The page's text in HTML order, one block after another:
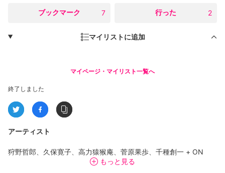
ブックマーク 7 行った 2
マイリストに追加
マイページ・マイリスト一覧へ
終了しました
アーティスト
狩野哲郎、久保寛子、高力猿猴庵、菅原果歩、千種創一 + ON
READING、蓑虫山人、川村亘平斎、野村誠、山城大督
もっと見る